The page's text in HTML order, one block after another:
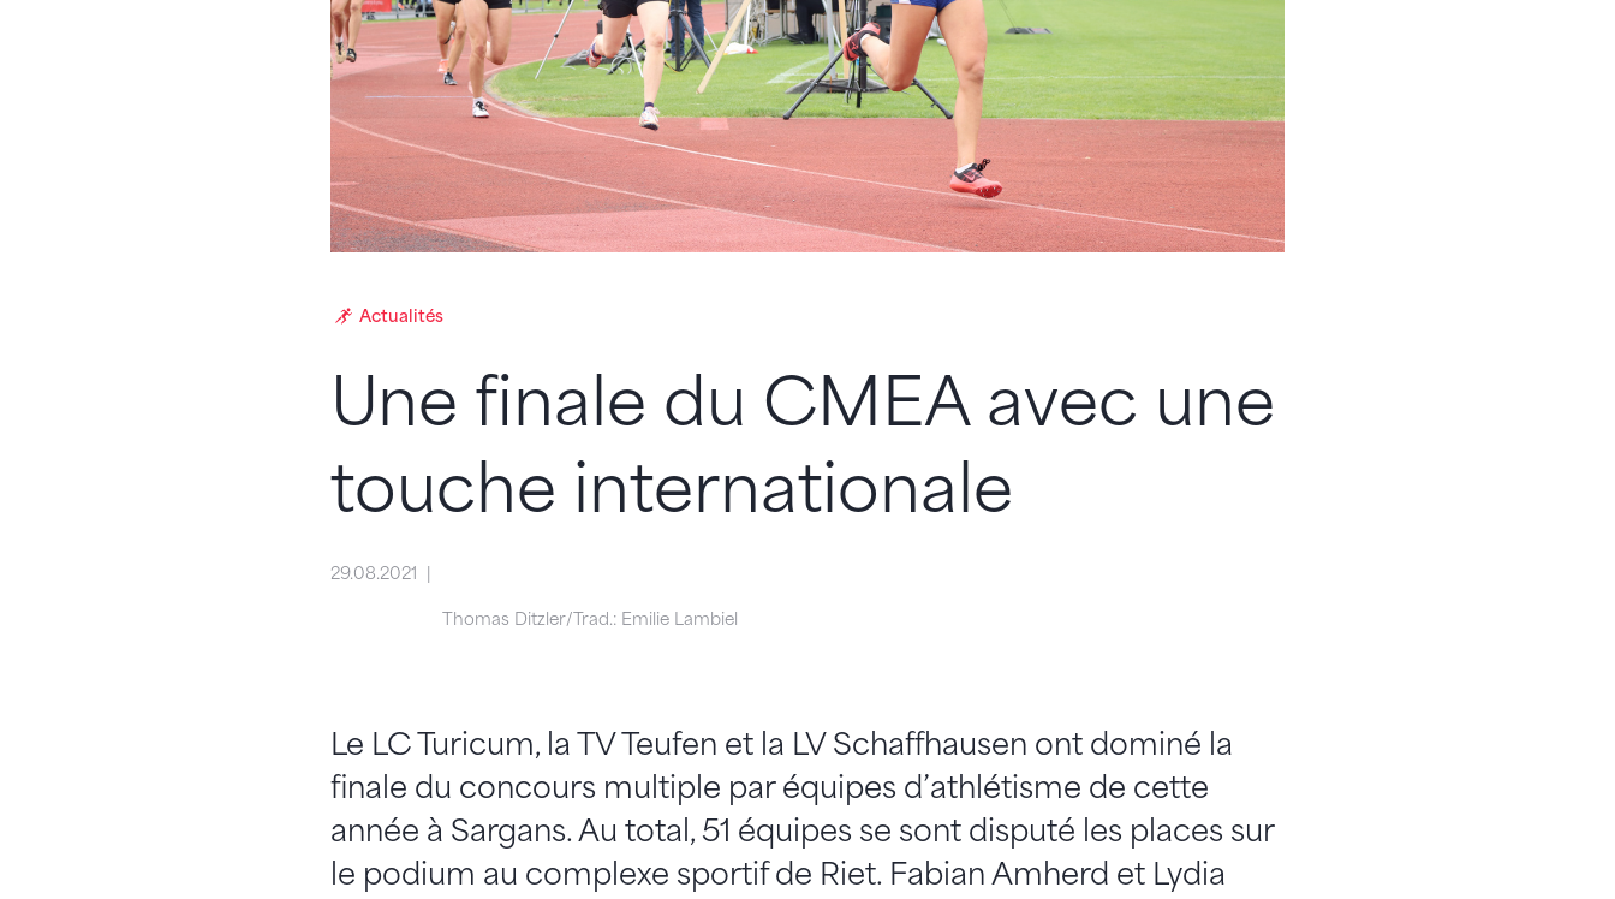
Actualités
Une finale du CMEA avec une
touche internationale
29.08.2021
Thomas Ditzler/Trad.: Emilie Lambiel
Le LC Turicum, la TV Teufen et la LV Schaffhausen ont dominé la
finale du concours multiple par équipes d’athlétisme de cette
année à Sargans. Au total, 51 équipes se sont disputé les places sur
le podium au complexe sportif de Riet. Fabian Amherd et Lydia